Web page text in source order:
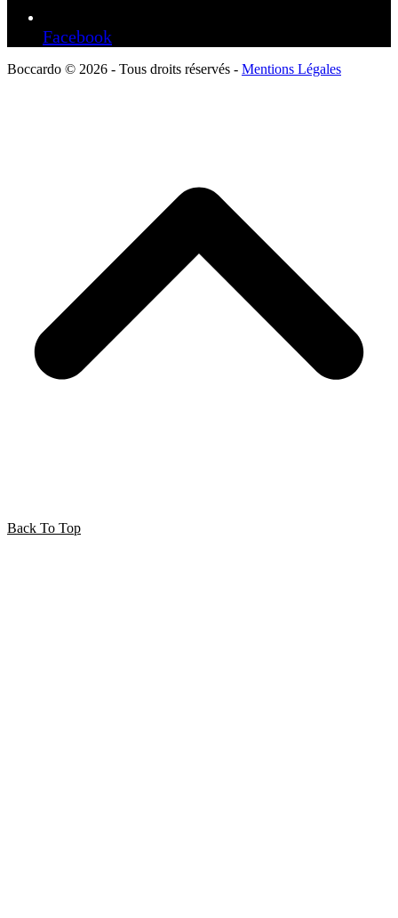
Facebook
Boccardo © 2026 - Tous droits réservés - Mentions Légales
Back To Top